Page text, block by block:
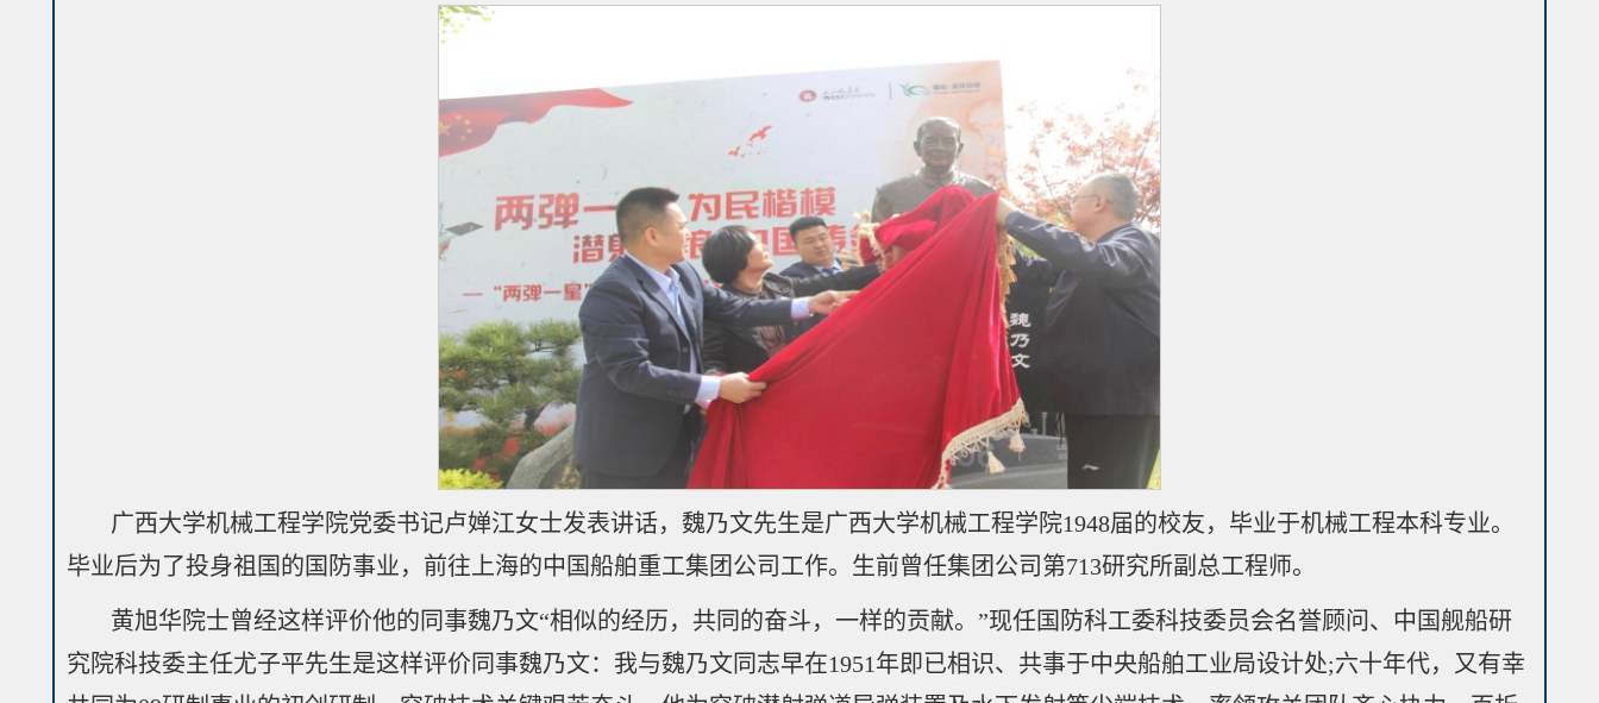
广西大学机械工程学院党委书记卢婵江女士发表讲话，魏乃文先生是广西大学机械工程学院1948届的校友，毕业于机械工程本科专业。
毕业后为了投身祖国的国防事业，前往上海的中国船舶重工集团公司工作。生前曾任集团公司第713研究所副总工程师。
黄旭华院士曾经这样评价他的同事魏乃文“相似的经历，共同的奋斗，一样的贡献。”现任国防科工委科技委员会名誉顾问、中国舰船研
究院科技委主任尤子平先生是这样评价同事魏乃文：我与魏乃文同志早在1951年即已相识、共事于中央船舶工业局设计处;六十年代，又有幸